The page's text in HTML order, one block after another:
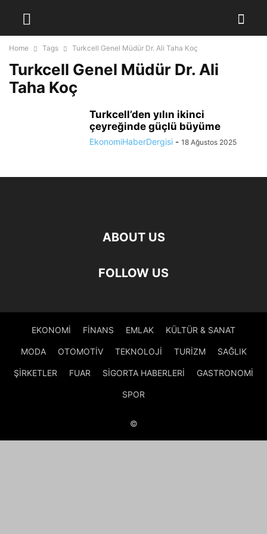
Home Tags Turkcell Genel Müdür Dr. Ali Taha Koç
Turkcell Genel Müdür Dr. Ali
Taha Koç
Turkcell’den yılın ikinci
çeyreğinde güçlü büyüme
EkonomiHaberDergisi - 18 Ağustos 2025
ABOUT US
FOLLOW US
EKONOMİ FİNANS EMLAK KÜLTÜR & SANAT
MODA OTOMOTİV TEKNOLOJİ TURİZM SAĞLIK
ŞİRKETLER FUAR SİGORTA HABERLERİ GASTRONOMİ
SPOR
©